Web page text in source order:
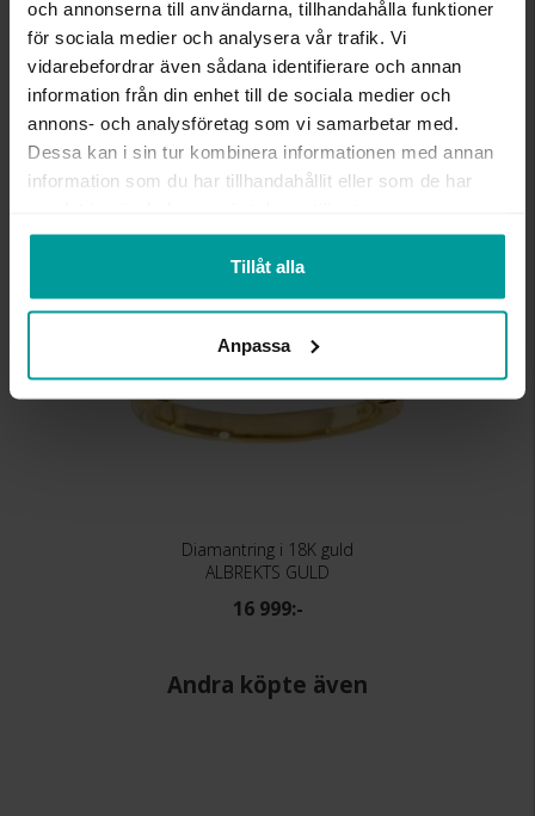
och annonserna till användarna, tillhandahålla funktioner
för sociala medier och analysera vår trafik. Vi
vidarebefordrar även sådana identifierare och annan
information från din enhet till de sociala medier och
annons- och analysföretag som vi samarbetar med.
Dessa kan i sin tur kombinera informationen med annan
information som du har tillhandahållit eller som de har
Tillåt alla
Anpassa
Briljant
DIAMANTFÄRG
Crystal (J),Top cape
DIAMANTKLARHET
SI
VIKT CA (GRAM)
3,05
TOTAL CARAT
0.49
Diamantring i 18K guld
ALBREKTS GULD
16 999:-
Andra köpte även